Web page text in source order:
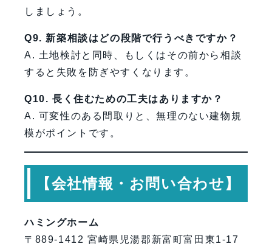
しましょう。
Q9. 新築相談はどの段階で行うべきですか？
A. 土地検討と同時、もしくはその前から相談
すると失敗を防ぎやすくなります。
Q10. 長く住むための工夫はありますか？
A. 可変性のある間取りと、無理のない建物規
模がポイントです。
【会社情報・お問い合わせ】
ハミングホーム
〒889-1412 宮崎県児湯郡新富町富田東1-17